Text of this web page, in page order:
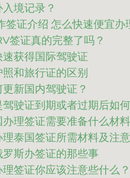
境记录？
签证介绍 怎么快速便宜办
签证真的完整了吗？
获得国际驾驶证
和旅行证的区别
新国内驾驶证？
驶证到期或者过期后如
理签证需要准备什么材
泰国签证所需材料及注
斯办签证的那些事
签证你应该注意些什么？